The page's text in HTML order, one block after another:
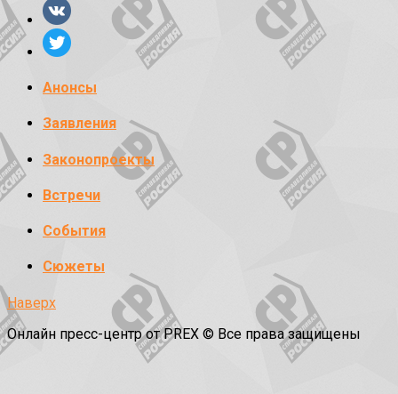
Анонсы
Заявления
Законопроекты
Встречи
События
Сюжеты
Наверх
Онлайн пресс-центр от PREX © Все права защищены